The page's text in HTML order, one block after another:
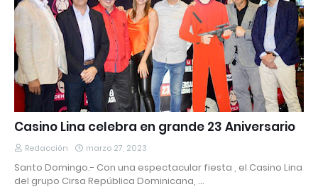
Casino Lina celebra en grande 23 Aniversario
Redacción marzo 27, 2023
Santo Domingo.- Con una espectacular fiesta , el Casino Lina
del grupo Cirsa República Dominicana, …